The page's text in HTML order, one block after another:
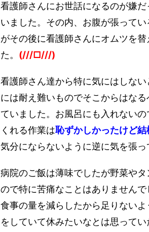
看護師さんにお世話になるのが嫌
いました。その内、お腹が張って
がその後に看護師さんにオムツを
た。 (///□///)
看護師さん達から特に気にはしな
には耐え難いものでそこからはな
ていました。お風呂にも入れない
くれる作業は恥ずかしかったけど結
気分にならないように逆に気を張っ
病院のご飯は薄味でしたが野菜や
ので特に苦痛なことはありません
食事の量を減らしたから足りない
をしていて休みたいなとは思って